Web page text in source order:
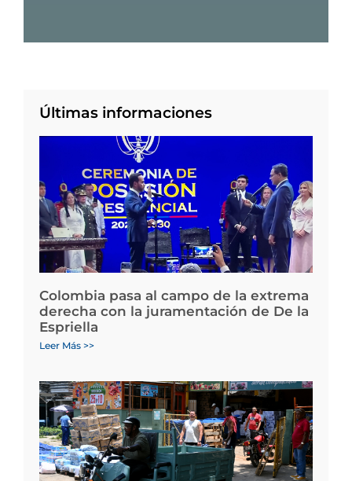
Últimas informaciones
Colombia pasa al campo de la extrema
derecha con la juramentación de De la
Espriella
Leer Más >>